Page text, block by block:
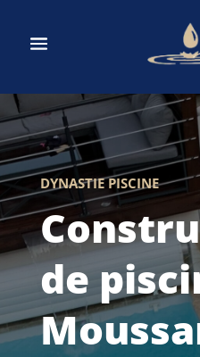
DYNASTIE PISCINE
de